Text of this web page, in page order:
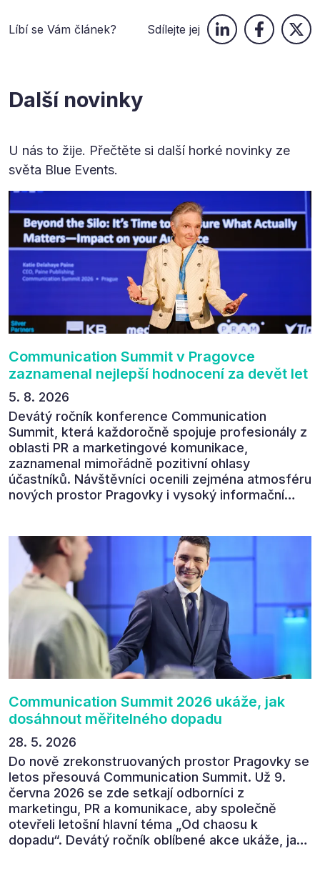
Líbí se Vám článek? Sdílejte jej
Další novinky
U nás to žije. Přečtěte si další horké novinky ze
světa Blue Events.
Communication Summit v Pragovce
zaznamenal nejlepší hodnocení za devět let
5. 8. 2026
Devátý ročník konference Communication
Summit, která každoročně spojuje profesionály z
oblasti PR a marketingové komunikace,
zaznamenal mimořádně pozitivní ohlasy
účastníků. Návštěvníci ocenili zejména atmosféru
nových prostor Pragovky i vysoký informační
zúčastnit i příštího ročníku. „Příjemná konference,
výborný program, hezké prostory, Daniel Stach
absolutně nejlepší moderátor!!!“ Tak shrnul
Communication Summit jeden z 330 účastníků ve
své zpětné vazbě. Ta potvrdila, co bylo slyšet i
cítit po celý 9. červen v Pragovce – že ročník s
tématem „Od chaosu k dopadu“ se skutečně
povedl.
Communication Summit 2026 ukáže, jak
dosáhnout měřitelného dopadu
28. 5. 2026
Do nově zrekonstruovaných prostor Pragovky se
letos přesouvá Communication Summit. Už 9.
června 2026 se zde setkají odborníci z
marketingu, PR a komunikace, aby společně
otevřeli letošní hlavní téma „Od chaosu k
dopadu“. Devátý ročník oblíbené akce ukáže, jak